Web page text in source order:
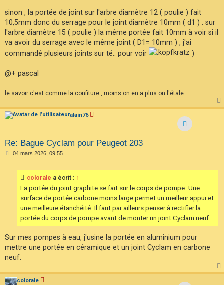
sinon , la portée de joint sur l'arbre diamètre 12 ( poulie ) fait
10,5mm donc du serrage pour le joint diamètre 10mm ( d1 ) . sur
l'arbre diamètre 15 ( poulie ) la même portée fait 10mm à voir si il
va avoir du serrage avec le même joint ( D1= 10mm ) , j'ai
commandé plusieurs joints sur té.. pour voir
)
@+ pascal
le savoir c'est comme la confiture , moins on en a plus on l'étale
alain76
Re: Bague Cyclam pour Peugeot 203
M
04 mars 2026, 09:55
colorale a écrit : ↑
La portée du joint graphite se fait sur le corps de pompe. Une
surface de portée carbone moins large permet un meilleur appui et
une meilleure étanchéité. Il faut par ailleurs penser à rectifier la
portée du corps de pompe avant de monter un joint Cyclam neuf.
Sur mes pompes à eau, j'usine la portée en aluminium pour
mettre une portée en céramique et un joint Cyclam en carbone
neuf.
colorale